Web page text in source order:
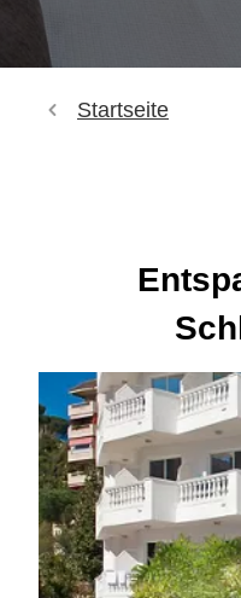
Startseite